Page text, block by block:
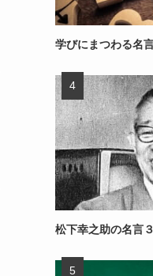
学びにまつわる名
松下幸之助の名言